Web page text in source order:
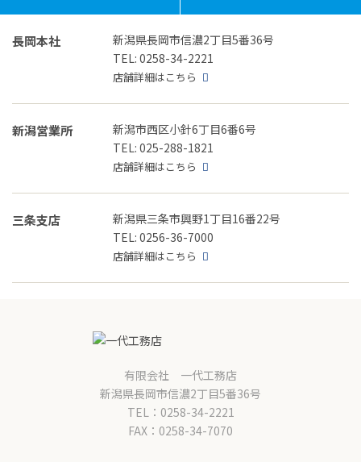
長岡本社
新潟県長岡市信濃2丁目5番36号
TEL: 0258-34-2221
店舗詳細はこちら
新潟営業所
新潟市西区小針6丁目6番6号
TEL: 025-288-1821
店舗詳細はこちら
三条支店
新潟県三条市興野1丁目16番22号
TEL: 0256-36-7000
店舗詳細はこちら
有限会社 一代工務店
新潟県長岡市信濃2丁目5番36号
TEL：0258-34-2221
FAX：0258-34-7070